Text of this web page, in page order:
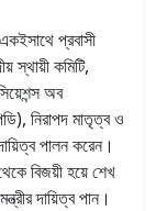
প্রবাসী
স্থায়ী কমিটি,
অব
নিরাপদ মাতৃত্ব ও
পালন করেন।
বিজয়ী হয়ে শেখ
দায়িত্ব পান।